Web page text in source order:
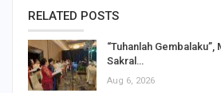
RELATED POSTS
“Tuhanlah
Sakral…
Aug 6, 2026